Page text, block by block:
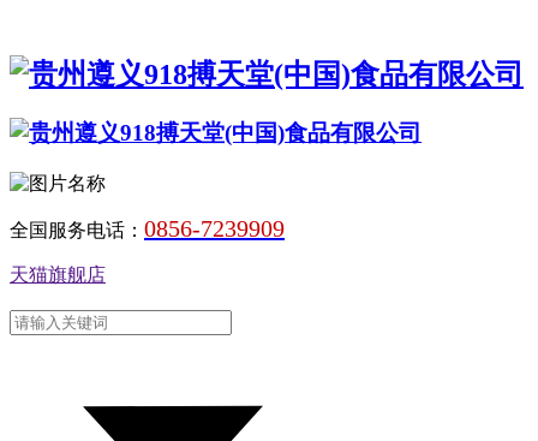
全国服务电话： 0856-7239909
天猫旗舰店